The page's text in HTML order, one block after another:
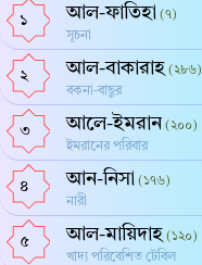
১ আল-ফাতিহা (৭)
সূচনা
২ আল-বাকারাহ (২৮৬)
বকনা-বাছুর
৩ আলে-ইমরান (২০০)
ইমরানের পরিবার
৪ আন-নিসা (১৭৬)
নারী
৫ আল-মায়িদাহ (১২০)
খাদ্য পরিবেশিত টেবিল